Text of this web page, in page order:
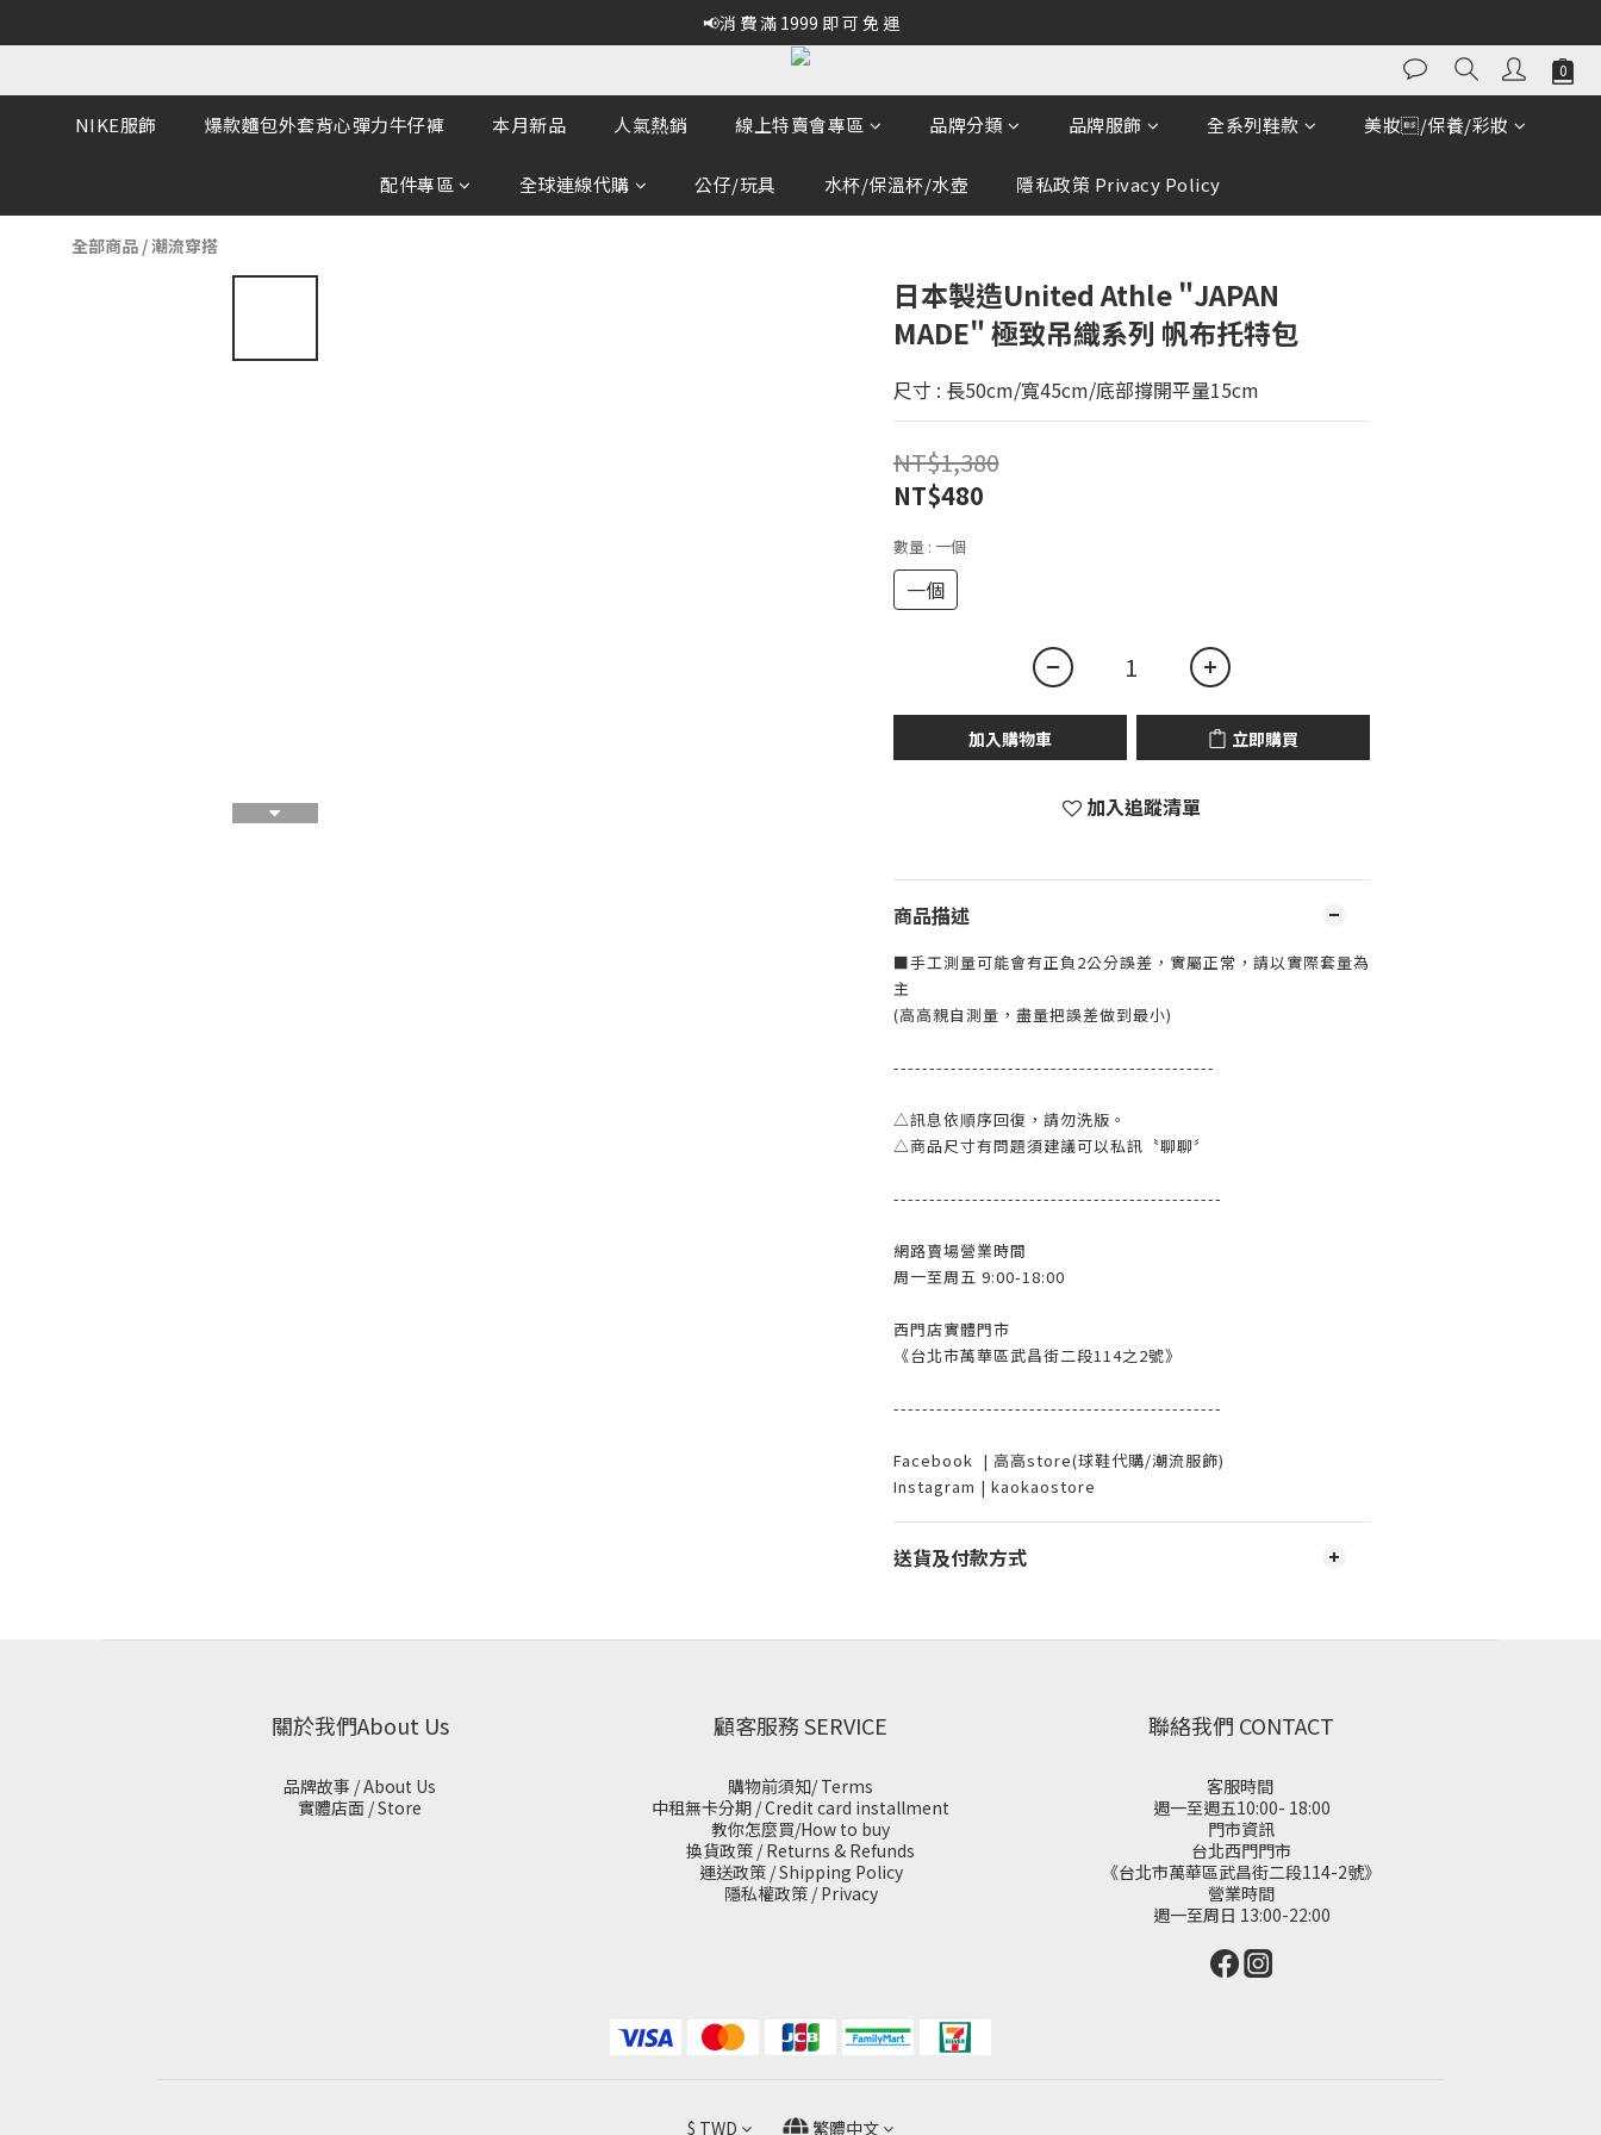
📢消 費 滿 1999 即 可 免 運
NIKE服飾 爆款麵包外套背心彈力牛仔褲 本月新品 人氣熱銷 線上特賣會專區 品牌分類 品牌服飾 全系列鞋款 美妝/保養/彩妝
配件專區 全球連線代購 公仔/玩具 水杯/保溫杯/水壺 隱私政策 Privacy Policy
全部商品 /潮流穿搭
日本製造United Athle "JAPAN
MADE" 極致吊織系列 帆布托特包
尺寸 : 長50cm/寬45cm/底部撐開平量15cm
NT$1,380
NT$480
數量 : 一個
一個
加入購物車 立即購買
加入追蹤清單
商品描述
■手工測量可能會有正負2公分誤差，實屬正常，請以實際套量為
主
(高高親自測量，盡量把誤差做到最小)
---------------------------------------------
△訊息依順序回復，請勿洗版。
△商品尺寸有問題須建議可以私訊〝聊聊〞
----------------------------------------------
網路賣場營業時間
周一至周五 9:00-18:00
西門店實體門市
《台北市萬華區武昌街二段114之2號》
----------------------------------------------
Facebook | 高高store(球鞋代購/潮流服飾)
Instagram | kaokaostore
送貨及付款方式
立即購買
關於我們About Us
品牌故事 / About Us
實體店面 / Store
顧客服務 SERVICE
購物前須知/ Terms
中租無卡分期 / Credit card installment
教你怎麼買/How to buy
換貨政策 / Returns & Refunds
運送政策 / Shipping Policy
隱私權政策 / Privacy
聯絡我們 CONTACT
客服時間
週一至週五10:00- 18:00
門市資訊
台北西門門市
《台北市萬華區武昌街二段114-2號》
營業時間
週一至周日 13:00-22:00
$ TWD 繁體中文